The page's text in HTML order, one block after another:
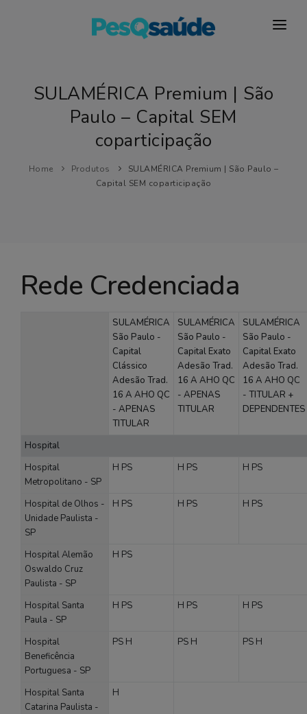
PLANOS DE SAÚDE
LABORATÓRIOS
MAIS…
SULAMÉRICA Premium | São
Paulo – Capital SEM
coparticipação
Home Produtos
SULAMÉRICA Premium | São Paulo –
Capital SEM coparticipação
Rede Credenciada
SULAMÉRICA
São Paulo -
Capital
Clássico
Adesão Trad.
16 A AHO QC
- APENAS
TITULAR
SULAMÉRICA
São Paulo -
Capital Exato
Adesão Trad.
16 A AHO QC
- APENAS
TITULAR
SULAMÉRICA
São Paulo -
Capital Exato
Adesão Trad.
16 A AHO QC
- TITULAR +
DEPENDENTES
Hospital
Hospital
Metropolitano - SP
H PS H PS H PS
Hospital de Olhos -
Unidade Paulista -
SP
H PS H PS H PS
Hospital Alemão
Oswaldo Cruz
Paulista - SP
H PS
Hospital Santa
Paula - SP
H PS H PS H PS
Hospital
Beneficência
Portuguesa - SP
PS H PS H PS H
Hospital Santa
Catarina Paulista -
H